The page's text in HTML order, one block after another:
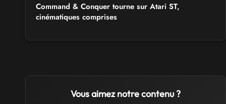
Command & Conquer tourne sur Atari ST,
cinématiques comprises
Vous aimez notre contenu ?